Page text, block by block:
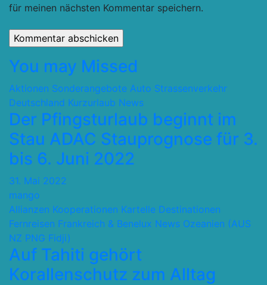
für meinen nächsten Kommentar speichern.
You may Missed
Aktionen Sonderangebote Auto Strassenverkehr
Deutschland Kurzurlaub News
Der Pfingsturlaub beginnt im
Stau ADAC Stauprognose für 3.
bis 6. Juni 2022
31. Mai 2022
mango
Allianzen Kooperationen Kartelle Destinationen
Fernreisen Frankreich & Benelux News Ozeanien (AUS
NZ PNG Fidji)
Auf Tahiti gehört
Korallenschutz zum Alltag